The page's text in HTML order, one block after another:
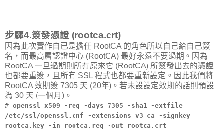
步驟4.簽發憑證 (rootca.crt)
因為此次實作自已是擔任 RootCA 的角色所以自己給自己簽
名，而最高層認證中心 (RootCA) 最好永遠不要過期。因為
RootCA 一旦過期則所有原來它 (RootCA) 所簽發出去的憑證
也都要重簽，且所有 SSL 程式也都要重新設定。因此我們將
RootCA 效期簽 7305 天 (20年)。若未設設定效期的話則預設
為 30 天 (一個月)。
# openssl x509 -req -days 7305 -sha1 -extfile
/etc/ssl/openssl.cnf -extensions v3_ca -signkey
rootca.key -in rootca.req -out rootca.crt